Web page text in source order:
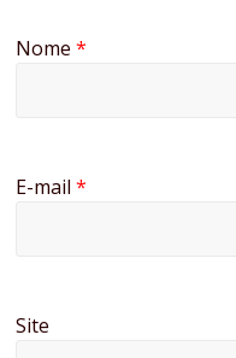
Nome*
E-mail*
Site